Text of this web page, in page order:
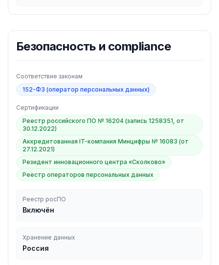
Безопасность и compliance
Соответствие законам
152-ФЗ (оператор персональных данных)
Сертификации
Реестр российского ПО № 16204 (запись 1258351, от
30.12.2022)
Аккредитованная IT-компания Минцифры № 16083 (от
27.12.2021)
Резидент инновационного центра «Сколково»
Реестр операторов персональных данных
Реестр росПО
Включён
Хранение данных
Россия